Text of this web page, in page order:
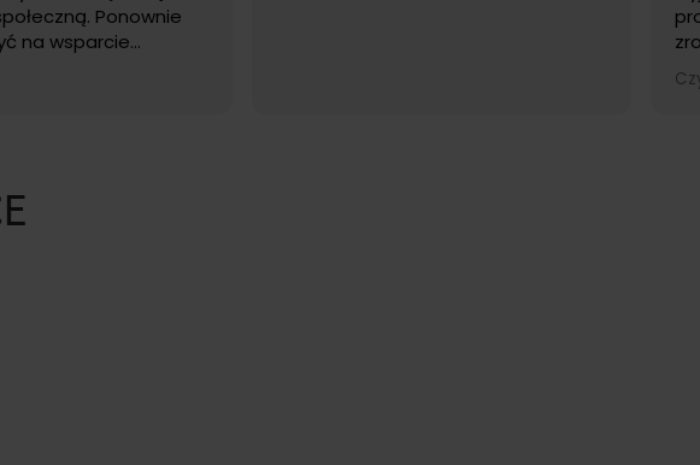
Ponownie
na wsparcie
ortograficznego
W imieniu